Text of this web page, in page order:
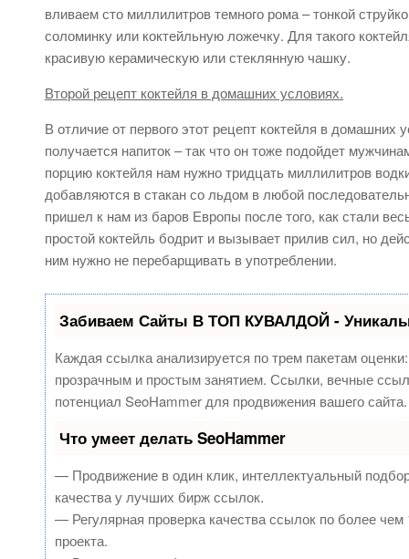
вливаем сто миллилитров темного рома – тонкой
соломинку или коктейльную ложечку. Для такого
красивую керамическую или стеклянную чашку.
Второй рецепт коктейля в домашних условиях.
В отличие от первого этот рецепт коктейля в
получается напиток – так что он тоже подойдет
порцию коктейля нам нужно тридцать миллилитров
добавляются в стакан со льдом в любой
пришел к нам из баров Европы после того, как стали
простой коктейль бодрит и вызывает прилив сил, но
ним нужно не перебарщивать в употреблении.
Забиваем Сайты В ТОП КУВАЛДОЙ -
Каждая ссылка анализируется по трем пакетам
прозрачным и простым занятием. Ссылки, вечные
потенциал SeoHammer для продвижения вашего сайта.
Что умеет делать SeoHammer
— Продвижение в один клик, интеллектуальный
качества у лучших бирж ссылок.
— Регулярная проверка качества ссылок по более
проекта.